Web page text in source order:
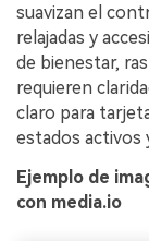
suavizan el
relajadas y
de bienestar,
requieren
claro para
estados activos
Ejemplo de
con media.io